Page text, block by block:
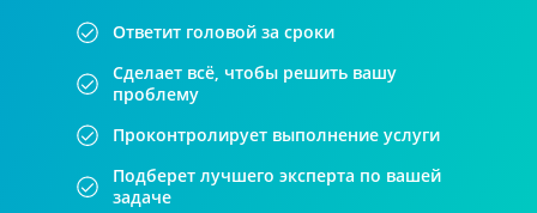
Ответит головой за сроки
Сделает всё, чтобы решить вашу
проблему
Проконтролирует выполнение услуги
Подберет лучшего эксперта по вашей
задаче